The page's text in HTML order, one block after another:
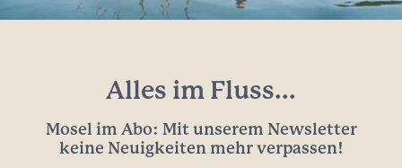
Alles im Fluss...
Mosel im Abo: Mit unserem Newsletter
keine Neuigkeiten mehr verpassen!